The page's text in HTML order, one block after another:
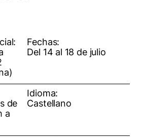
Fechas:
Del 14 al 18 de julio
de
a
Idioma:
Castellano